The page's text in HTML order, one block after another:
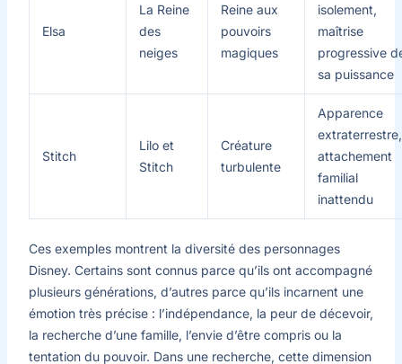
Elsa
La Reine
des
neiges
Reine aux
pouvoirs
magiques
isolement,
maîtrise
progressive
sa puissance
Stitch
Lilo et
Stitch
Créature
turbulente
Apparence
extraterrestre,
attachement
familial
inattendu
Ces exemples montrent la diversité des personnages
Disney. Certains sont connus parce qu’ils ont accompagné
plusieurs générations, d’autres parce qu’ils incarnent une
émotion très précise : l’indépendance, la peur de décevoir,
la recherche d’une famille, l’envie d’être compris ou la
tentation du pouvoir. Dans une recherche, cette dimension